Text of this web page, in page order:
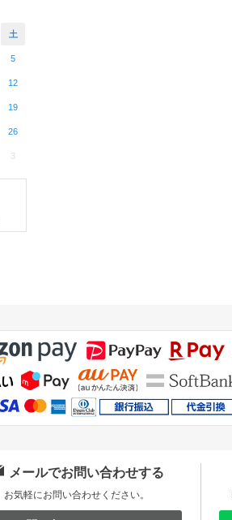
土
5
12
19
26
3
メールでお問い合わせする
お気軽にお問い合わせください。